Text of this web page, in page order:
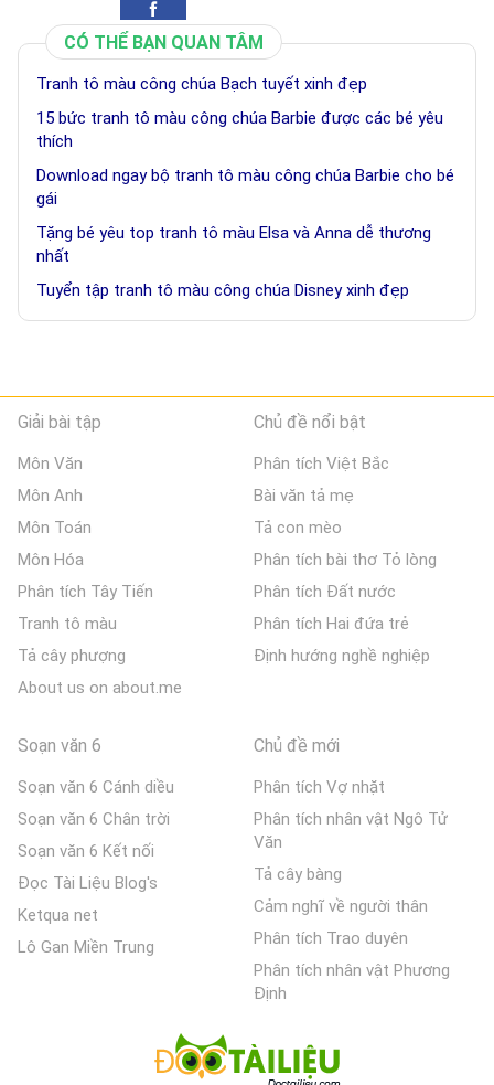
CÓ THỂ BẠN QUAN TÂM
Tranh tô màu công chúa Bạch tuyết xinh đẹp
15 bức tranh tô màu công chúa Barbie được các bé yêu
thích
Download ngay bộ tranh tô màu công chúa Barbie cho bé
gái
Tặng bé yêu top tranh tô màu Elsa và Anna dễ thương
nhất
Tuyển tập tranh tô màu công chúa Disney xinh đẹp
Giải bài tập
Môn Văn
Môn Anh
Môn Toán
Môn Hóa
Phân tích Tây Tiến
Tranh tô màu
Tả cây phượng
About us on about.me
Chủ đề nổi bật
Phân tích Việt Bắc
Bài văn tả mẹ
Tả con mèo
Phân tích bài thơ Tỏ lòng
Phân tích Đất nước
Phân tích Hai đứa trẻ
Định hướng nghề nghiệp
Soạn văn 6
Soạn văn 6 Cánh diều
Soạn văn 6 Chân trời
Soạn văn 6 Kết nối
Đọc Tài Liệu Blog's
Ketqua net
Lô Gan Miền Trung
Chủ đề mới
Phân tích Vợ nhặt
Phân tích nhân vật Ngô Tử
Văn
Tả cây bàng
Cảm nghĩ về người thân
Phân tích Trao duyên
Phân tích nhân vật Phương
Định